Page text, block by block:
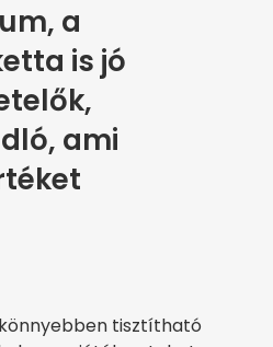
a
is jó
ami
tisztítható